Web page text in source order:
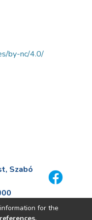
by-nc/4.0/
Szabó
for the